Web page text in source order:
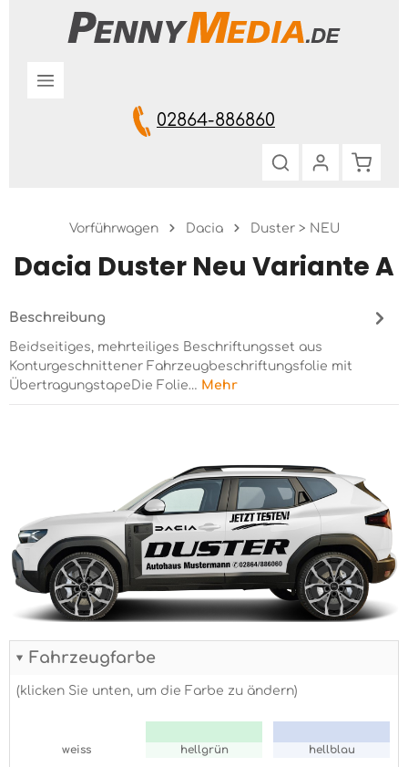
Zum Hauptinhalt springen
02864-886860
Vorführwagen Dacia Duster > NEU
Dacia Duster Neu Variante A
Beschreibung
Beidseitiges, mehrteiliges Beschriftungsset aus
Konturgeschnittener Fahrzeugbeschriftungsfolie mit
ÜbertragungstapeDie Folie… Mehr
Fahrzeugfarbe
(klicken Sie unten, um die Farbe zu ändern)
weiss hellgrün hellblau